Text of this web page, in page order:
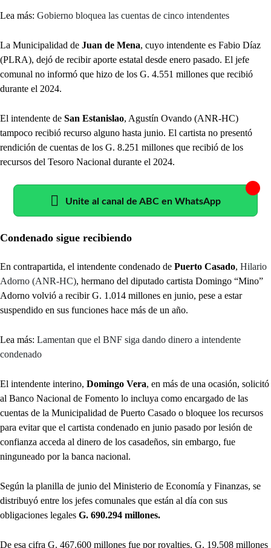
Lea más: Gobierno bloquea las cuentas de cinco intendentes
La Municipalidad de Juan de Mena, cuyo intendente es Fabio Díaz
(PLRA), dejó de recibir aporte estatal desde enero pasado. El jefe
comunal no informó que hizo de los G. 4.551 millones que recibió
durante el 2024.
El intendente de San Estanislao, Agustín Ovando (ANR-HC)
tampoco recibió recurso alguno hasta junio. El cartista no presentó
rendición de cuentas de los G. 8.251 millones que recibió de los
recursos del Tesoro Nacional durante el 2024.
Unite al canal de ABC en WhatsApp
Condenado sigue recibiendo
En contrapartida, el intendente condenado de Puerto Casado, Hilario
Adorno (ANR-HC), hermano del diputado cartista Domingo “Mino”
Adorno volvió a recibir G. 1.014 millones en junio, pese a estar
suspendido en sus funciones hace más de un año.
Lea más: Lamentan que el BNF siga dando dinero a intendente
condenado
El intendente interino, Domingo Vera, en más de una ocasión, solicitó
al Banco Nacional de Fomento lo incluya como encargado de las
cuentas de la Municipalidad de Puerto Casado o bloquee los recursos
para evitar que el cartista condenado en junio pasado por lesión de
confianza acceda al dinero de los casadeños, sin embargo, fue
ninguneado por la banca nacional.
Según la planilla de junio del Ministerio de Economía y Finanzas, se
distribuyó entre los jefes comunales que están al día con sus
obligaciones legales G. 690.294 millones.
De esa cifra G. 467.600 millones fue por royalties, G. 19.508 millones